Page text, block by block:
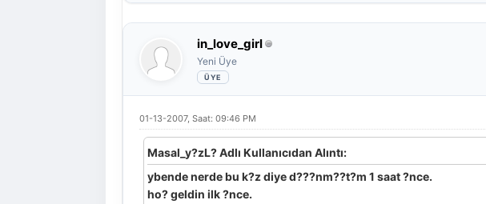
in_love_girl
Yeni Üye
01-13-2007, Saat: 09:46 PM
Masal_y?zL? Adlı Kullanıcıdan Alıntı:
ybende nerde bu k?z diye d???nm??t?m 1 saat ?nce.
ho? geldin ilk ?nce.